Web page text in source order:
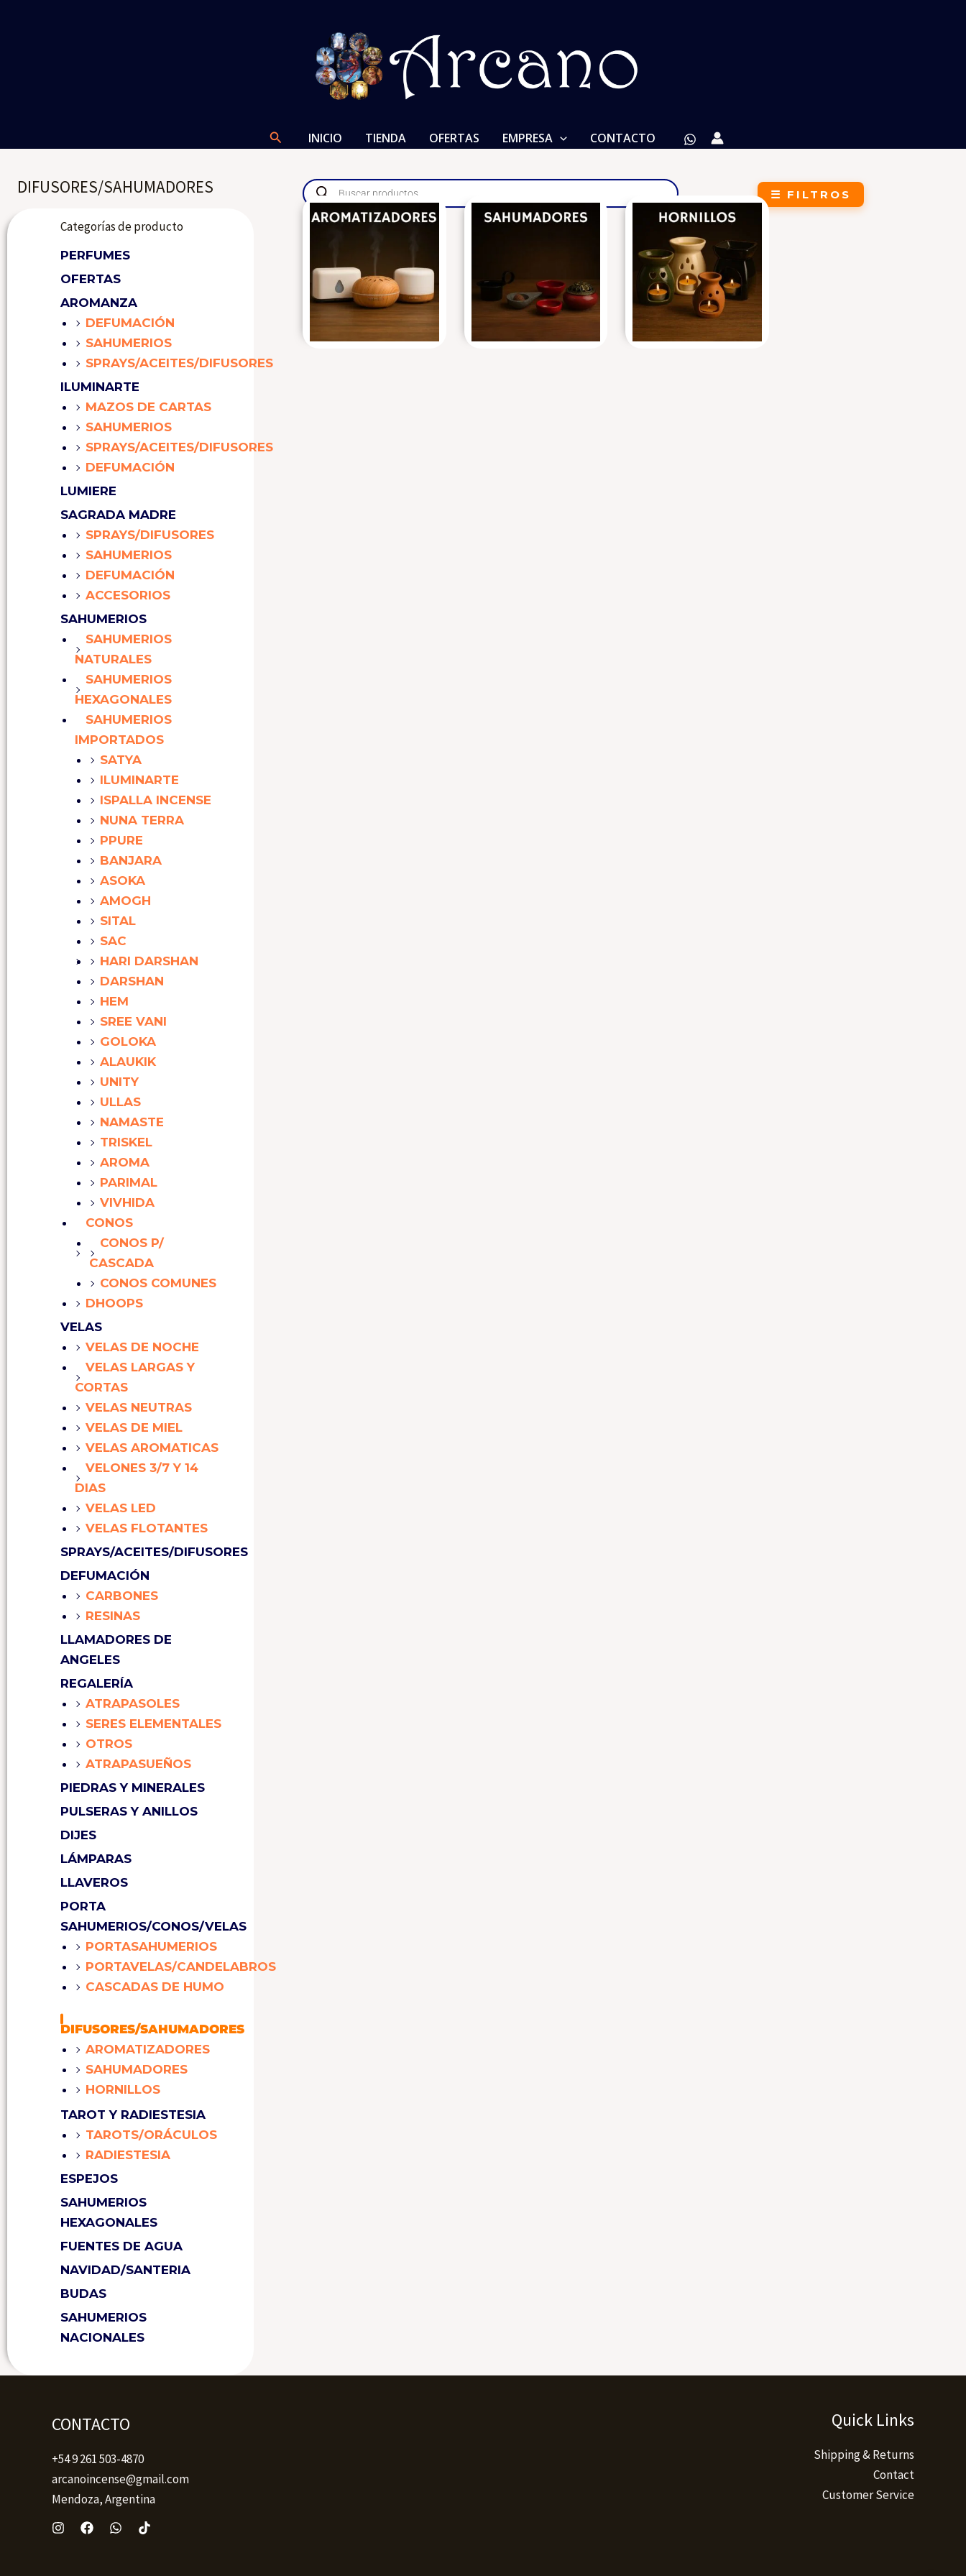
Buscar INICIO TIENDA OFERTAS EMPRESA CONTACTO
DIFUSORES/SAHUMADORES
Categorías de producto
PERFUMES
OFERTAS
AROMANZA
DEFUMACIÓN
SAHUMERIOS
SPRAYS/ACEITES/DIFUSORES
ILUMINARTE
MAZOS DE CARTAS
SAHUMERIOS
SPRAYS/ACEITES/DIFUSORES
DEFUMACIÓN
LUMIERE
SAGRADA MADRE
SPRAYS/DIFUSORES
SAHUMERIOS
DEFUMACIÓN
ACCESORIOS
SAHUMERIOS
SAHUMERIOS
NATURALES
SAHUMERIOS
HEXAGONALES
SAHUMERIOS
IMPORTADOS
SATYA
ILUMINARTE
ISPALLA INCENSE
NUNA TERRA
PPURE
BANJARA
ASOKA
AMOGH
SITAL
SAC
HARI DARSHAN
DARSHAN
HEM
SREE VANI
GOLOKA
ALAUKIK
UNITY
ULLAS
NAMASTE
TRISKEL
AROMA
PARIMAL
VIVHIDA
CONOS
CONOS P/
CASCADA
CONOS COMUNES
DHOOPS
VELAS
VELAS DE NOCHE
VELAS LARGAS Y
CORTAS
VELAS NEUTRAS
VELAS DE MIEL
VELAS AROMATICAS
VELONES 3/7 Y 14
DIAS
VELAS LED
VELAS FLOTANTES
SPRAYS/ACEITES/DIFUSORES
DEFUMACIÓN
CARBONES
RESINAS
LLAMADORES DE
ANGELES
REGALERÍA
ATRAPASOLES
SERES ELEMENTALES
OTROS
ATRAPASUEÑOS
PIEDRAS Y MINERALES
PULSERAS Y ANILLOS
DIJES
LÁMPARAS
LLAVEROS
PORTA
SAHUMERIOS/CONOS/VELAS
PORTASAHUMERIOS
PORTAVELAS/CANDELABROS
CASCADAS DE HUMO
DIFUSORES/SAHUMADORES
AROMATIZADORES
SAHUMADORES
HORNILLOS
TAROT Y RADIESTESIA
TAROTS/ORÁCULOS
RADIESTESIA
ESPEJOS
SAHUMERIOS
HEXAGONALES
FUENTES DE AGUA
NAVIDAD/SANTERIA
BUDAS
SAHUMERIOS
NACIONALES
Products
search ☰ FILTROS
CONTACTO
+54 9 261 503-4870
arcanoincense@gmail.com
Mendoza, Argentina
Quick Links
Shipping & Returns
Contact
Customer Service